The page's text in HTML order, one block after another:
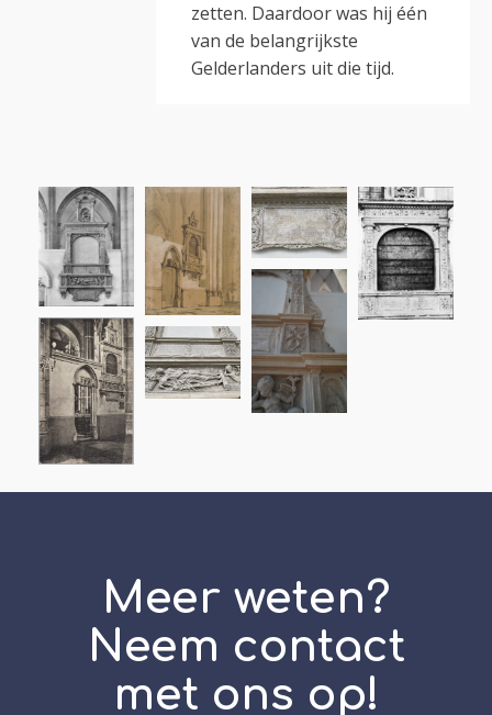
zetten. Daardoor was hij één
van de belangrijkste
Gelderlanders uit die tijd.
Meer weten?
Neem contact
met ons op!